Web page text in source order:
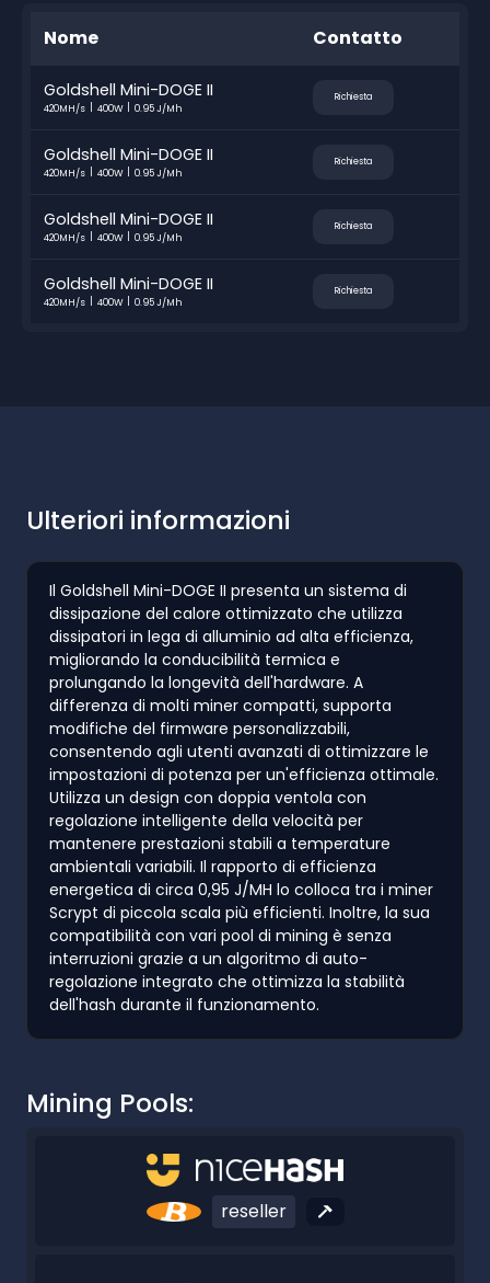
Nome Contatto
Goldshell Mini-DOGE II
420MH/s 400W 0.95 J/Mh
Richiesta
Goldshell Mini-DOGE II
420MH/s 400W 0.95 J/Mh
Richiesta
Goldshell Mini-DOGE II
420MH/s 400W 0.95 J/Mh
Richiesta
Goldshell Mini-DOGE II
420MH/s 400W 0.95 J/Mh
Richiesta
Ulteriori informazioni
Il Goldshell Mini-DOGE II presenta un sistema di
dissipazione del calore ottimizzato che utilizza
dissipatori in lega di alluminio ad alta efficienza,
migliorando la conducibilità termica e
prolungando la longevità dell'hardware. A
differenza di molti miner compatti, supporta
modifiche del firmware personalizzabili,
consentendo agli utenti avanzati di ottimizzare le
impostazioni di potenza per un'efficienza ottimale.
Utilizza un design con doppia ventola con
regolazione intelligente della velocità per
mantenere prestazioni stabili a temperature
ambientali variabili. Il rapporto di efficienza
energetica di circa 0,95 J/MH lo colloca tra i miner
Scrypt di piccola scala più efficienti. Inoltre, la sua
compatibilità con vari pool di mining è senza
interruzioni grazie a un algoritmo di auto-
regolazione integrato che ottimizza la stabilità
dell'hash durante il funzionamento.
Mining Pools:
reseller